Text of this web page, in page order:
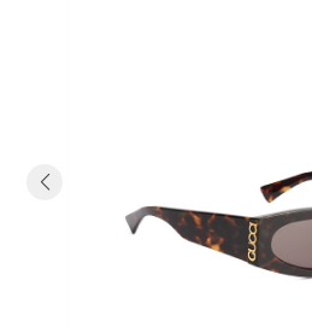
Previous